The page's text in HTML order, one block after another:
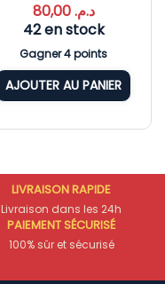
د.م.80,00
42 en stock
Gagner 4 points
AJOUTER AU PANIER
LIVRAISON RAPIDE
Livraison dans les 24h
PAIEMENT SÉCURISÉ
100% sûr et sécurisé